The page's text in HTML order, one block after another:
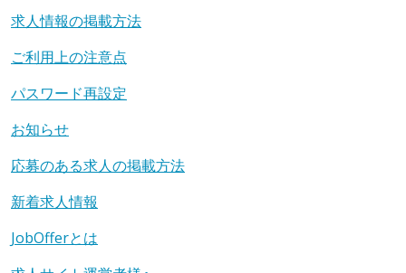
求人情報の掲載方法
ご利用上の注意点
パスワード再設定
お知らせ
応募のある求人の掲載方法
新着求人情報
JobOfferとは